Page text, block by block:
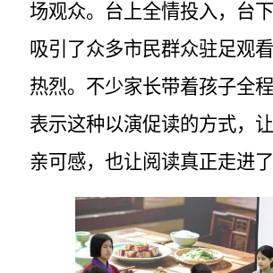
场观众。台上全情投入，台下
吸引了众多市民群众驻足观
热烈。不少家长带着孩子全
表示这种以演促读的方式，
亲可感，也让阅读真正走进了